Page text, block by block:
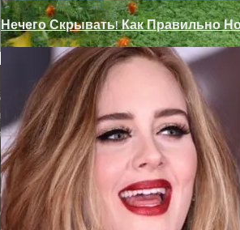
Ручка-Защелка Для Межкомнатных
Декор Для Участка Из Цветочных
Нечего Скрывать! Как Правильно